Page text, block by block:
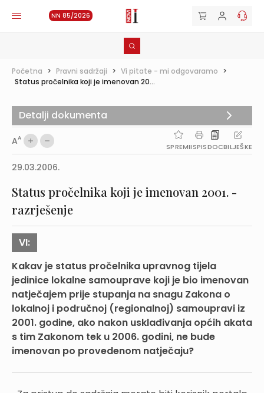
NN 85/2026
Početna > Pravni sadržaji > Vi pitate - mi odgovaramo >
Status pročelnika koji je imenovan 20...
AA
SPREMIISPISDOCBILJEŠKE
29.03.2006.
Status pročelnika koji je imenovan 2001. -
razrješenje
VI:
Kakav je status pročelnika upravnog tijela
jedinice lokalne samouprave koji je bio imenovan
natječajem prije stupanja na snagu Zakona o
lokalnoj i područnoj (regionalnoj) samoupravi iz
2001. godine, ako nakon usklađivanja općih akata
s tim Zakonom tek u 2006. godini, ne bude
imenovan po provedenom natječaju?
Detalji dokumenta